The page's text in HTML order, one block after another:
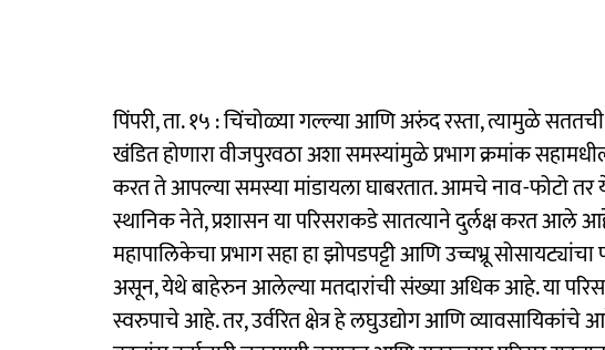
पिंपरी, ता. १५ : चिंचोळ्या गल्ल्या आणि अरुंद रस्ता, त्यामुळे
खंडित होणारा वीजपुरवठा अशा समस्यांमुळे प्रभाग क्रमांक
करत ते आपल्या समस्या मांडायला घाबरतात. आमचे नाव-फोटो तर
स्थानिक नेते, प्रशासन या परिसराकडे सातत्याने दुर्लक्ष करत आले
महापालिकेचा प्रभाग सहा हा झोपडपट्टी आणि उच्चभ्रू
असून, येथे बाहेरुन आलेल्या मतदारांची संख्या अधिक आहे. या
स्वरुपाचे आहे. तर, उर्वरित क्षेत्र हे लघुउद्योग आणि